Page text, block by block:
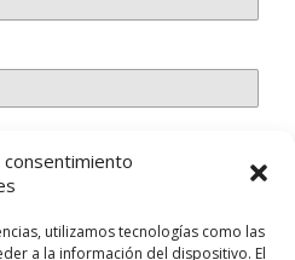
utilizamos tecnologías como las
a la información del dispositivo. El
y web en este
vez que comente.